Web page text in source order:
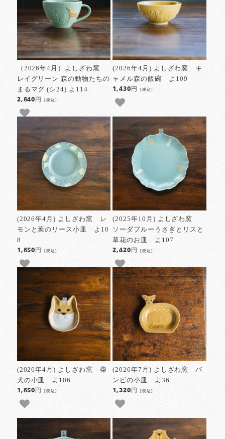
（2026年4月）よしざわ窯
レイグリーン 森の動物たちの
まるマグ (シ24) よ114
2,640円[税込]
(2026年4月) よしざわ窯 キ
ャメル森の飯碗 よ109
1,430円 [税込]
(2026年4月) よしざわ窯 レ
モンと葉のリース小皿 よ10
8
1,650円[税込]
(2025年10月) よしざわ窯
ソーダブルーうさぎとリスと
草花のお皿 よ107
2,420円 [税込]
(2026年4月) よしざわ窯 柴
犬の小皿 よ106
1,650円[税込]
(2026年7月) よしざわ窯 バ
ンビの小皿 よ36
1,320円 [税込]